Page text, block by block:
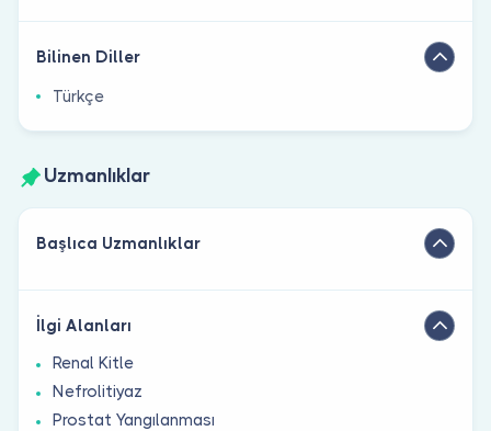
Bilinen Diller
Türkçe
Uzmanlıklar
Başlıca Uzmanlıklar
İlgi Alanları
Renal Kitle
Nefrolitiyaz
Prostat Yangılanması